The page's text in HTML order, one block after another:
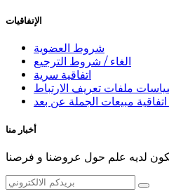
الإتفاقيات
شروط العضوية
الغاء / شروط الترجيع
اتفاقية سرية
ملفات تعريف الارتباط
اتفاقية مبيعات الجملة عن بعد
أخبار منا
لديه علم حول عروضنا و فرصنا